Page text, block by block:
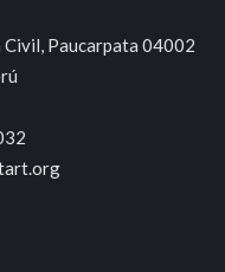
Civil, Paucarpata 04002